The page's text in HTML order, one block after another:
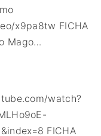
🇮🇹 ITALIA
🇳🇱 PAISES BAJOS
x9pa8tw FICHA
Mago…
watch?
FICHA